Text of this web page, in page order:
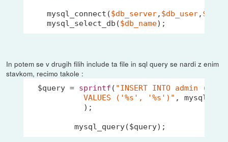
    mysql_connect(
$db_server, $db_user,
    mysql_select_db(
$db_name
In potem se v drugih filih include ta file in sql query se nardi z enim
stavkom, recimo takole :
  $query =
sprintf ( "INSERT INTO admin
            VALUES ('%s', '%s')"
,
            );